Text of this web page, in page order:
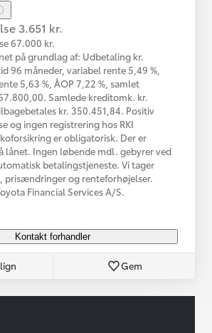
3.651 kr.
67.000 kr.
på grundlag af: Udbetaling kr.
96 måneder, variabel rente 5,49 %,
5,63 %, ÅOP 7,22 %, samlet
Samlede kreditomk. kr.
kr. 350.451,84. Positiv
og ingen registrering hos RKI
er obligatorisk. Der er
lånet. Ingen løbende mdl. gebyrer ved
betalingstjeneste. Vi tager
prisændringer og renteforhøjelser.
Financial Services A/S.
Kontakt forhandler
Gem